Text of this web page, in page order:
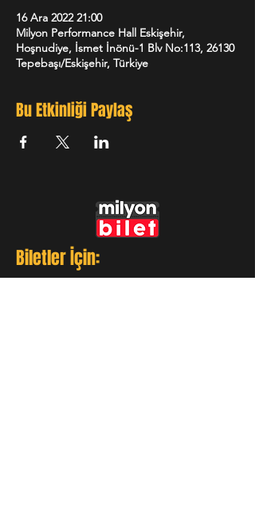
16 Ara 2022 21:00
Milyon Performance Hall Eskişehir,
Hoşnudiye, İsmet İnönü-1 Blv No:113, 26130
Tepebaşı/Eskişehir, Türkiye
Bu Etkinliği Paylaş
Biletler İçin: